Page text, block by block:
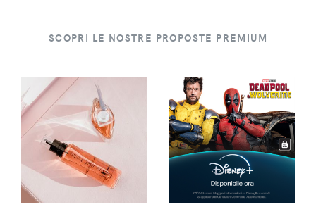
SCOPRI LE NOSTRE PROPOSTE PREMIUM